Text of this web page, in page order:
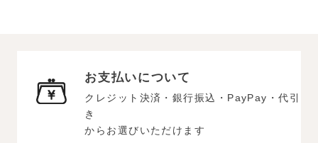
お支払いについて
クレジット決済・銀行振込・PayPay・代引
き
からお選びいただけます